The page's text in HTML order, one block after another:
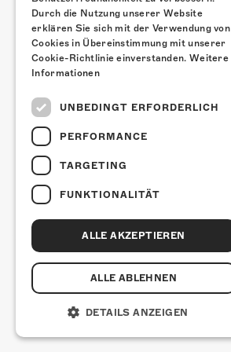
ESSENSTIPPS
Pier 11
Restaurant Kreuz
LINKS & PARTNER
Facebook-Event
Kulturfabrik Kofmehl
Durch die Nutzung unserer Website
erklären Sie sich mit der Verwendung von
Cookies in Übereinstimmung mit unserer
Cookie-Richtlinie einverstanden. Weitere
Informationen
UNBEDINGT ERFORDERLICH
PERFORMANCE
TARGETING
FUNKTIONALITÄT
ALLE AKZEPTIEREN
ALLE ABLEHNEN
DETAILS ANZEIGEN